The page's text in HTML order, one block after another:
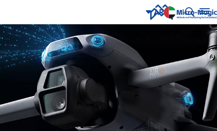
AR
English
русский
Español
بالعربية